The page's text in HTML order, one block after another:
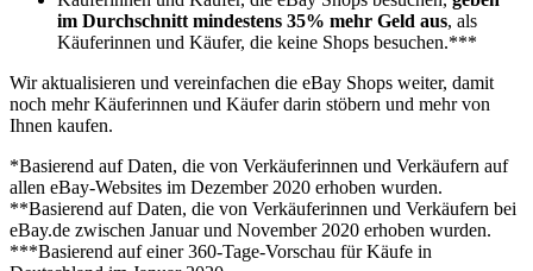
im Durchschnitt mindestens 35% mehr Geld aus, als
Käuferinnen und Käufer, die keine Shops besuchen.***
Wir aktualisieren und vereinfachen die eBay Shops weiter, damit
noch mehr Käuferinnen und Käufer darin stöbern und mehr von
Ihnen kaufen.
*Basierend auf Daten, die von Verkäuferinnen und Verkäufern auf
allen eBay-Websites im Dezember 2020 erhoben wurden.
**Basierend auf Daten, die von Verkäuferinnen und Verkäufern bei
eBay.de zwischen Januar und November 2020 erhoben wurden.
***Basierend auf einer 360-Tage-Vorschau für Käufe in